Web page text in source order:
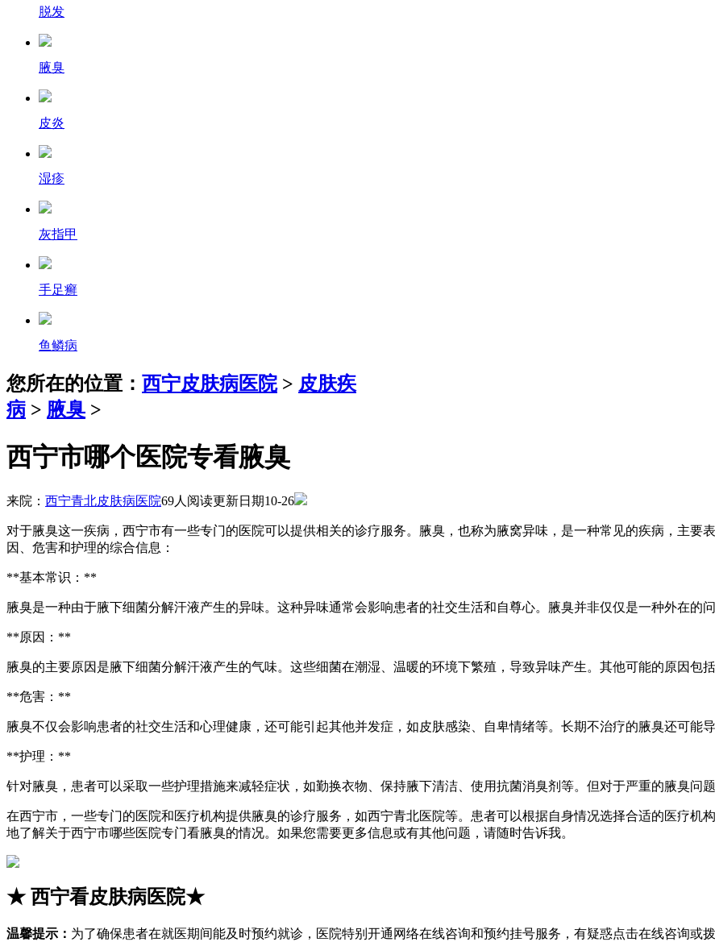
脱发
腋臭
皮炎
湿疹
灰指甲
手足癣
鱼鳞病
您所在的位置： 西宁皮肤病医院> 皮肤疾
病 > 腋臭 >
西宁市哪个医院专看腋臭
来院： 西宁青北皮肤病医院69人阅读更新日期10-26
对于腋臭这一疾病，西宁市有一些专门的医院可以提供相关的诊疗服务。腋臭，也称为腋窝异味，是一种常见的疾病，主要
因、危害和护理的综合信息：
**基本常识：**
腋臭是一种由于腋下细菌分解汗液产生的异味。这种异味通常会影响患者的社交生活和自尊心。腋臭并非仅仅是一种外在的
**原因：**
腋臭的主要原因是腋下细菌分解汗液产生的气味。这些细菌在潮湿、温暖的环境下繁殖，导致异味产生。其他可能的原因包
**危害：**
腋臭不仅会影响患者的社交生活和心理健康，还可能引起其他并发症，如皮肤感染、自卑情绪等。长期不治疗的腋臭还可能
**护理：**
针对腋臭，患者可以采取一些护理措施来减轻症状，如勤换衣物、保持腋下清洁、使用抗菌消臭剂等。但对于严重的腋臭问
在西宁市，一些专门的医院和医疗机构提供腋臭的诊疗服务，如西宁青北医院等。患者可以根据自身情况选择合适的医疗机
地了解关于西宁市哪些医院专门看腋臭的情况。如果您需要更多信息或有其他问题，请随时告诉我。
★西宁看皮肤病医院★
温馨提示： 为了确保患者在就医期间能及时预约就诊，医院特别开通网络在线咨询和预约挂号服务，有疑惑点击在线咨询或